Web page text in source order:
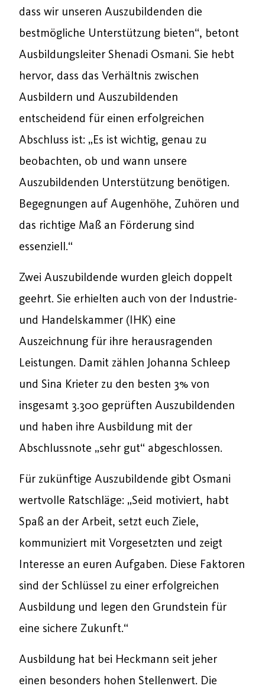
dass wir unseren Auszubildenden die
bestmögliche Unterstützung bieten“, betont
Ausbildungsleiter Shenadi Osmani. Sie hebt
hervor, dass das Verhältnis zwischen
Ausbildern und Auszubildenden
entscheidend für einen erfolgreichen
Abschluss ist: „Es ist wichtig, genau zu
beobachten, ob und wann unsere
Auszubildenden Unterstützung benötigen.
Begegnungen auf Augenhöhe, Zuhören und
das richtige Maß an Förderung sind
essenziell.“
Zwei Auszubildende wurden gleich doppelt
geehrt. Sie erhielten auch von der Industrie-
und Handelskammer (IHK) eine
Auszeichnung für ihre herausragenden
Leistungen. Damit zählen Johanna Schleep
und Sina Krieter zu den besten 3% von
insgesamt 3.300 geprüften Auszubildenden
und haben ihre Ausbildung mit der
Abschlussnote „sehr gut“ abgeschlossen.
Für zukünftige Auszubildende gibt Osmani
wertvolle Ratschläge: „Seid motiviert, habt
Spaß an der Arbeit, setzt euch Ziele,
kommuniziert mit Vorgesetzten und zeigt
Interesse an euren Aufgaben. Diese Faktoren
sind der Schlüssel zu einer erfolgreichen
Ausbildung und legen den Grundstein für
eine sichere Zukunft.“
Ausbildung hat bei Heckmann seit jeher
einen besonders hohen Stellenwert. Die